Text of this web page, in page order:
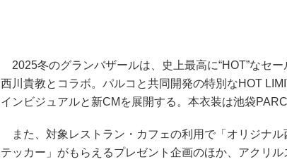
2025冬のグランバザールは、史上最高に“HOT”なセ
西川貴教とコラボ。パルコと共同開発の特別なHOT
インビジュアルと新CMを展開する。本衣装は池袋
また、対象レストラン・カフェの利用で「オリジナル
テッカー」がもらえるプレゼント企画のほか、アクリ